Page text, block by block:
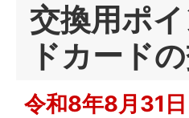
交換用ポ
ドカード
令和8年8月31日